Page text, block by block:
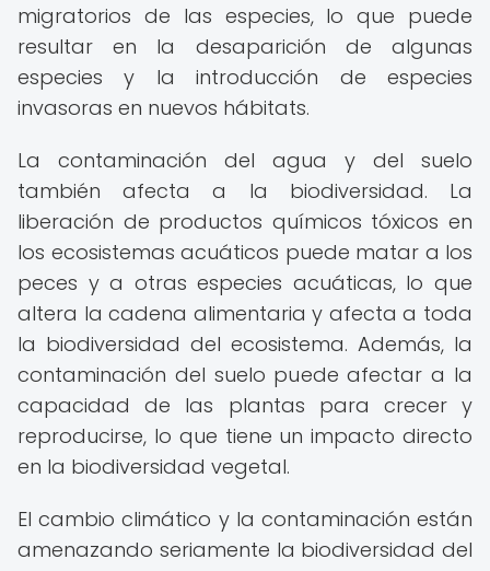
migratorios de las especies, lo que puede
resultar en la desaparición de algunas
especies y la introducción de especies
invasoras en nuevos hábitats.
La contaminación del agua y del suelo
también afecta a la biodiversidad. La
liberación de productos químicos tóxicos en
los ecosistemas acuáticos puede matar a los
peces y a otras especies acuáticas, lo que
altera la cadena alimentaria y afecta a toda
la biodiversidad del ecosistema. Además, la
contaminación del suelo puede afectar a la
capacidad de las plantas para crecer y
reproducirse, lo que tiene un impacto directo
en la biodiversidad vegetal.
El cambio climático y la contaminación están
amenazando seriamente la biodiversidad del